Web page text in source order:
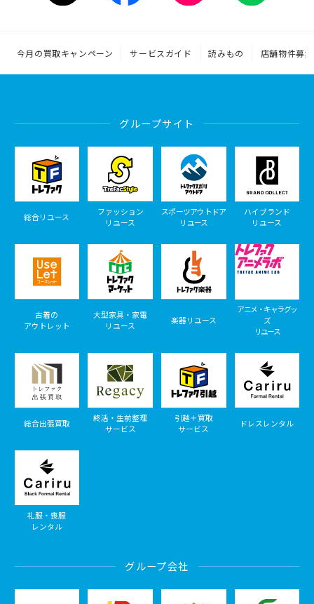
今月の買取キャンペーン サービスガイド 読みもの 店舗物件募集
グループサイト
総合リユース
ファッション
リユース
スポーツアウトドア
リユース
ハイブランド
リユース
古着の
アウトレット
大型家具・家電
リユース
楽器リユース
アニメ・キャラグッ
ズ
リユース
総合出張買取
終活・生前整理
サービス
引越＋買取
サービス
ドレスレンタル
礼服・喪服
レンタル
グループ会社